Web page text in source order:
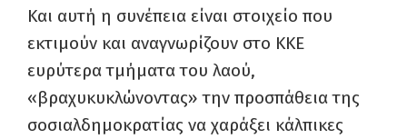
Και αυτή η συνέπεια είναι στοιχείο που
εκτιμούν και αναγνωρίζουν στο ΚΚΕ
ευρύτερα τμήματα του λαού,
«βραχυκυκλώνοντας» την προσπάθεια της
σοσιαλδημοκρατίας να χαράξει κάλπικες